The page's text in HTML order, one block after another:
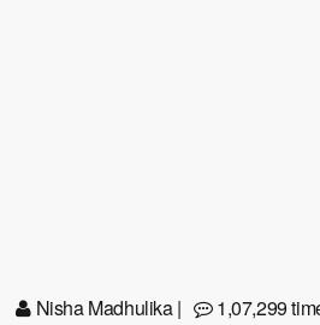
Nisha Madhulika| 1,07,299